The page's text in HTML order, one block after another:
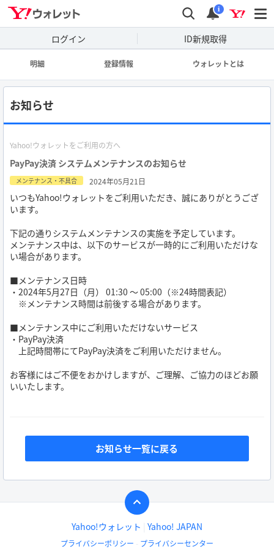
検索 通知
i
ログイン ID新規取得
明細 登録情報 ウォレットとは
お知らせ
Yahoo!ウォレットをご利用の方へ
PayPay決済 システムメンテナンスのお知らせ
メンテナンス・不具合 2024年05月21日
いつもYahoo!ウォレットをご利用いただき、誠にありがとうござ
います。
下記の通りシステムメンテナンスの実施を予定しています。
メンテナンス中は、以下のサービスが一時的にご利用いただけな
い場合があります。
■メンテナンス日時
・2024年5月27日（月） 01:30 ～ 05:00（※24時間表記）
※メンテナンス時間は前後する場合があります。
■メンテナンス中にご利用いただけないサービス
・PayPay決済
上記時間帯にてPayPay決済をご利用いただけません。
お客様にはご不便をおかけしますが、ご理解、ご協力のほどお願
いいたします。
お知らせ一覧に戻る
Yahoo!ウォレット Yahoo! JAPAN
プライバシーポリシー
プライバシーセンター